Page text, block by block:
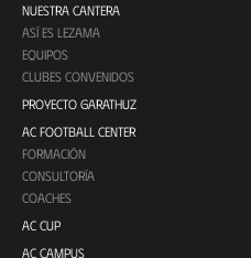
NUESTRA CANTERA
ASÍ ES LEZAMA
EQUIPOS
CLUBES CONVENIDOS
PROYECTO GARATHUZ
AC FOOTBALL CENTER
FORMACIÓN
CONSULTORÍA
COACHES
AC CUP
AC CAMPUS